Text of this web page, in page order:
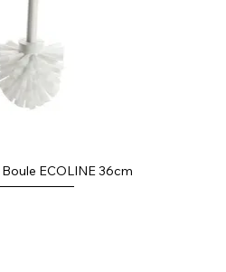
ECOLINE 36cm